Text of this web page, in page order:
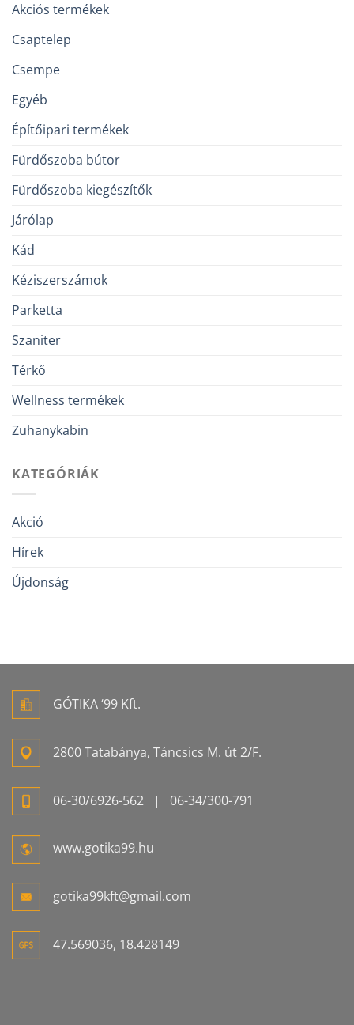
Akciós termékek
Csaptelep
Csempe
Egyéb
Építőipari termékek
Fürdőszoba bútor
Fürdőszoba kiegészítők
Járólap
Kád
Kéziszerszámok
Parketta
Szaniter
Térkő
Wellness termékek
Zuhanykabin
KATEGÓRIÁK
Akció
Hírek
Újdonság
GÓTIKA ‘99 Kft.
2800 Tatabánya, Táncsics M. út 2/F.
06-30/6926-562 | 06-34/300-791
www.gotika99.hu
gotika99kft@gmail.com
47.569036, 18.428149